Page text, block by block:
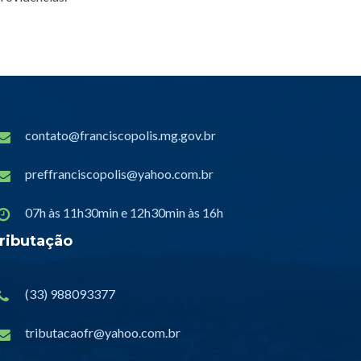
contato@franciscopolis.mg.gov.br
preffranciscopolis@yahoo.com.br
07h às 11h30min e 12h30min às 16h
(33) 988093377
tributacaofr@yahoo.com.br